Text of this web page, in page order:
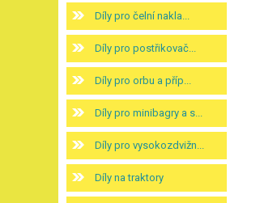
Díly pro čelní nakla...
Díly pro postřikovač...
Díly pro orbu a příp...
Díly pro minibagry a s...
Díly pro vysokozdvižn...
Díly na traktory